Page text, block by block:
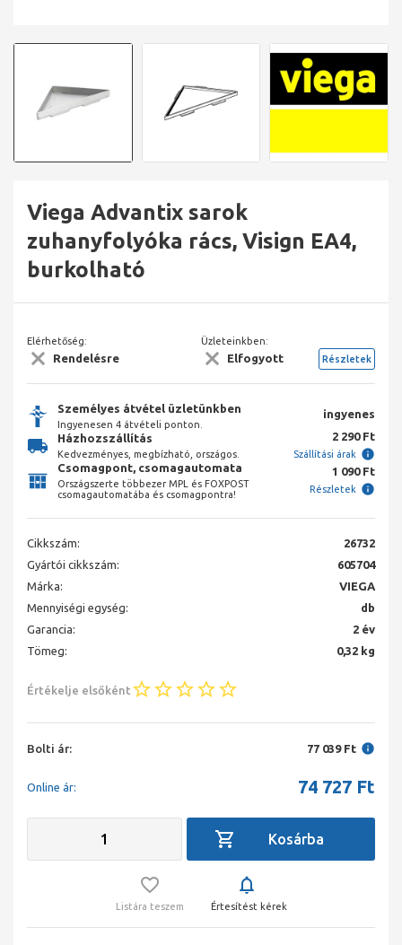
Viega Advantix sarok
zuhanyfolyóka rács, Visign EA4,
burkolható
Elérhetőség:
Rendelésre
Üzleteinkben:
Elfogyott Részletek
Személyes átvétel üzletünkben
Ingyenesen 4 átvételi ponton.
ingyenes
Házhozszállítás
Kedvezményes, megbízható, országos.
2 290 Ft
Szállítási árak
Csomagpont, csomagautomata
Országszerte többezer MPL és FOXPOST
csomagautomatába és csomagpontra!
1 090 Ft
Részletek
Cikkszám:
26732
Gyártói cikkszám:
605704
Márka:
VIEGA
Mennyiségi egység:
db
Garancia:
2 év
Tömeg:
0,32 kg
Értékelje elsőként
Bolti ár: 77 039 Ft
Online ár: 74 727 Ft
Listára teszem Értesítést kérek